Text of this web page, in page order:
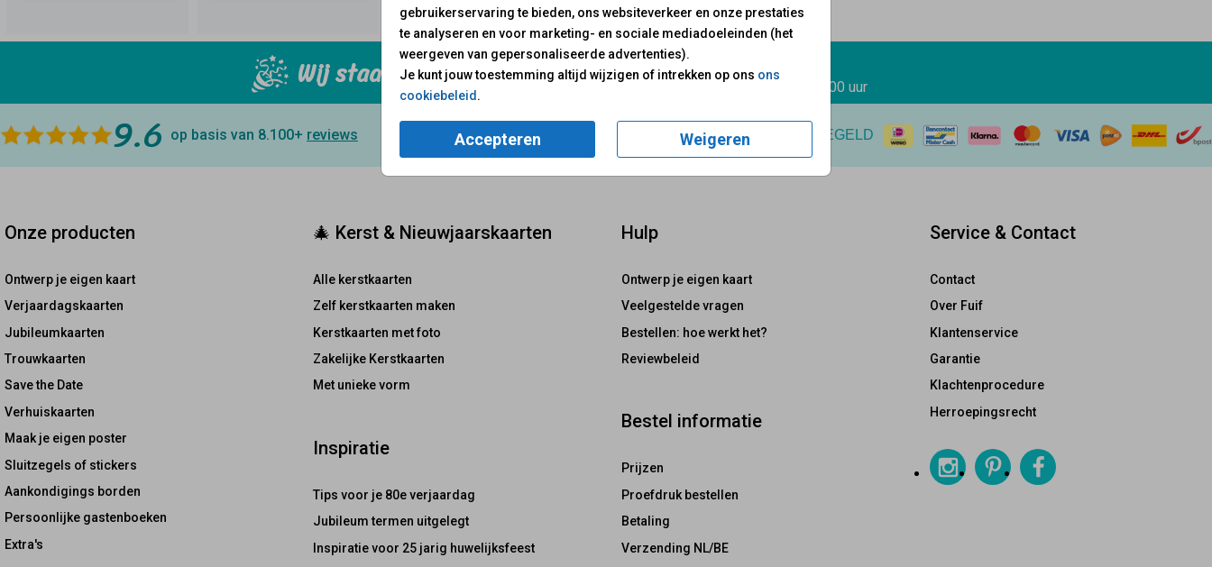
gebruikerservaring te bieden, ons websiteverkeer en onze prestaties
te analyseren en voor marketing- en sociale mediadoeleinden (het
weergeven van gepersonaliseerde advertenties).
Je kunt jouw toestemming altijd wijzigen of intrekken op ons ons
cookiebeleid.
Accepteren Weigeren
Wij staan voor je klaar! Mail ons:
Op werkdagen van
10.00 - 17.00 uur
9.6 op basis van 8.100+ reviews GOED GEREGELD
Onze producten
Ontwerp je eigen kaart
Verjaardagskaarten
Jubileumkaarten
Trouwkaarten
Save the Date
Verhuiskaarten
Maak je eigen poster
Sluitzegels of stickers
Aankondigings borden
Persoonlijke gastenboeken
Extra's
🎄 Kerst & Nieuwjaarskaarten
Alle kerstkaarten
Zelf kerstkaarten maken
Kerstkaarten met foto
Zakelijke Kerstkaarten
Met unieke vorm
Inspiratie
Tips voor je 80e verjaardag
Jubileum termen uitgelegt
Inspiratie voor 25 jarig huwelijksfeest
Hulp
Ontwerp je eigen kaart
Veelgestelde vragen
Bestellen: hoe werkt het?
Reviewbeleid
Bestel informatie
Prijzen
Proefdruk bestellen
Betaling
Verzending NL/BE
Service & Contact
Contact
Over Fuif
Klantenservice
Garantie
Klachtenprocedure
Herroepingsrecht